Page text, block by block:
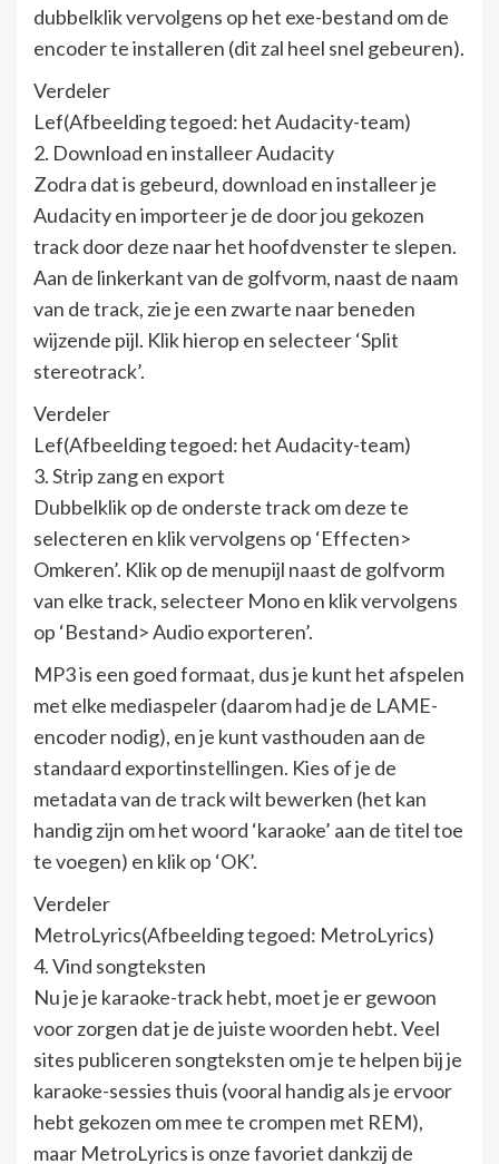
dubbelklik vervolgens op het exe-bestand om de
encoder te installeren (dit zal heel snel gebeuren).
Verdeler
Lef(Afbeelding tegoed: het Audacity-team)
2. Download en installeer Audacity
Zodra dat is gebeurd, download en installeer je
Audacity en importeer je de door jou gekozen
track door deze naar het hoofdvenster te slepen.
Aan de linkerkant van de golfvorm, naast de naam
van de track, zie je een zwarte naar beneden
wijzende pijl. Klik hierop en selecteer ‘Split
stereotrack’.
Verdeler
Lef(Afbeelding tegoed: het Audacity-team)
3. Strip zang en export
Dubbelklik op de onderste track om deze te
selecteren en klik vervolgens op ‘Effecten>
Omkeren’. Klik op de menupijl naast de golfvorm
van elke track, selecteer Mono en klik vervolgens
op ‘Bestand> Audio exporteren’.
MP3 is een goed formaat, dus je kunt het afspelen
met elke mediaspeler (daarom had je de LAME-
encoder nodig), en je kunt vasthouden aan de
standaard exportinstellingen. Kies of je de
metadata van de track wilt bewerken (het kan
handig zijn om het woord ‘karaoke’ aan de titel toe
te voegen) en klik op ‘OK’.
Verdeler
MetroLyrics(Afbeelding tegoed: MetroLyrics)
4. Vind songteksten
Nu je je karaoke-track hebt, moet je er gewoon
voor zorgen dat je de juiste woorden hebt. Veel
sites publiceren songteksten om je te helpen bij je
karaoke-sessies thuis (vooral handig als je ervoor
hebt gekozen om mee te crompen met REM),
maar MetroLyrics is onze favoriet dankzij de